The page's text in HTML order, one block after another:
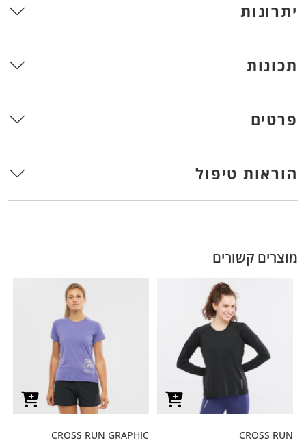
יתרונות
תכונות
פרטים
הוראות טיפול
מוצרים קשורים
CROSS RUN
CROSS RUN GRAPHIC